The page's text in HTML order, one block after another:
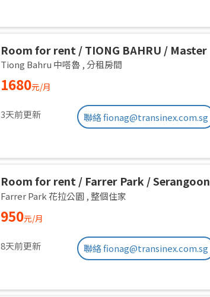
Room for rent / TIONG BAHRU / Master
room / 1pax stay / Available 17 August
Tiong Bahru 中嗒魯 ,分租房間
1680元/月
3天前更新 聯絡 fionag@transinex.com.sg
Room for rent / Farrer Park / Serangoon
/ Common room / 1pax stay / Available
27 Aug
Farrer Park 花拉公園 ,整個住家
950元/月
8天前更新 聯絡 fionag@transinex.com.sg